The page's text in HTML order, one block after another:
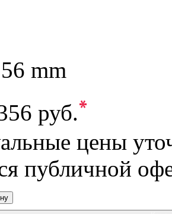
mm
руб.*
цены
публичной